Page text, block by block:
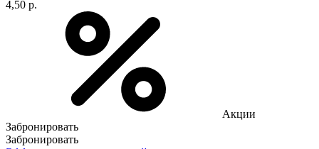
4,50 р.
Акции
Забронировать
Забронировать